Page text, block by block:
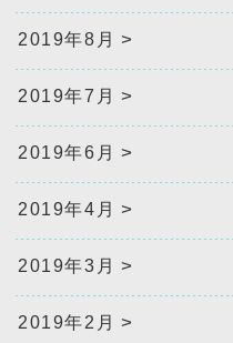
2019年8月
2019年7月
2019年6月
2019年4月
2019年3月
2019年2月